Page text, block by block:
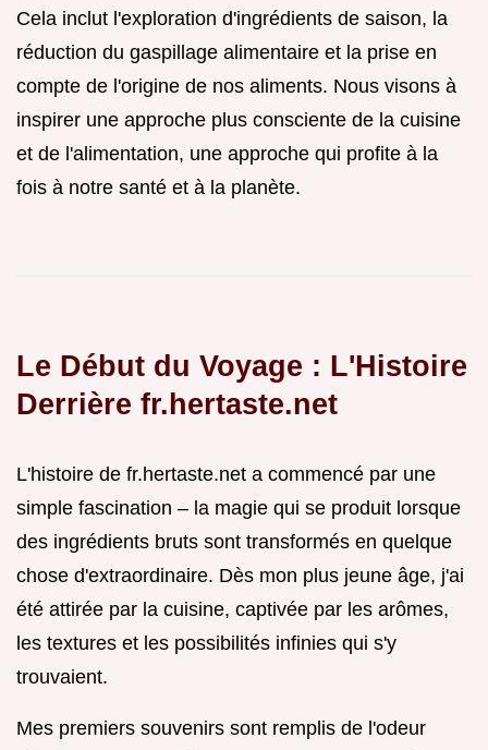
Cela inclut l'exploration d'ingrédients de saison, la
réduction du gaspillage alimentaire et la prise en
compte de l'origine de nos aliments. Nous visons à
inspirer une approche plus consciente de la cuisine
et de l'alimentation, une approche qui profite à la
fois à notre santé et à la planète.
Le Début du Voyage : L'Histoire
Derrière fr.hertaste.net
L'histoire de fr.hertaste.net a commencé par une
simple fascination – la magie qui se produit lorsque
des ingrédients bruts sont transformés en quelque
chose d'extraordinaire. Dès mon plus jeune âge, j'ai
été attirée par la cuisine, captivée par les arômes,
les textures et les possibilités infinies qui s'y
trouvaient.
Mes premiers souvenirs sont remplis de l'odeur